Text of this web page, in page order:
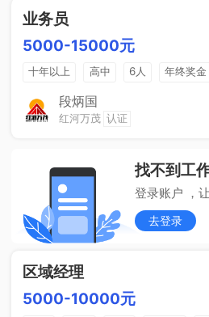
业务员
5000-15000元
十年以上 高中 6人
年终奖金
销售奖金
综合补贴
段炳国
红河万茂 认证
找不到工
登录账户 ，
去登录
区域经理
5000-10000元